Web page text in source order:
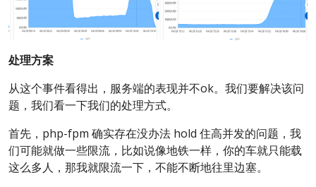
处理方案
从这个事件看得出，服务端的表现并不ok。我们要解决该问
题，我们看一下我们的处理方式。
首先，php-fpm 确实存在没办法 hold 住高并发的问题，我
们可能就做一些限流，比如说像地铁一样，你的车就只能载
这么多人，那我就限流一下，不能不断地往里边塞。